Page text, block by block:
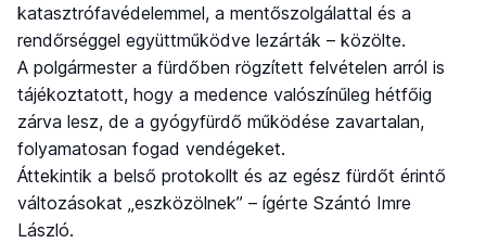
katasztrófavédelemmel, a mentőszolgálattal és a
rendőrséggel együttműködve lezárták – közölte.
A polgármester a fürdőben rögzített felvételen arról is
tájékoztatott, hogy a medence valószínűleg hétfőig
zárva lesz, de a gyógyfürdő működése zavartalan,
folyamatosan fogad vendégeket.
Áttekintik a belső protokollt és az egész fürdőt érintő
változásokat „eszközölnek” – ígérte Szántó Imre
László.